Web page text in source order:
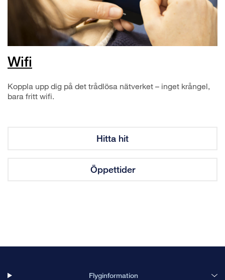
Wifi
Koppla upp dig på det trådlösa nätverket – inget krångel,
bara fritt wifi.
Hitta hit
Öppettider
Flyginformation